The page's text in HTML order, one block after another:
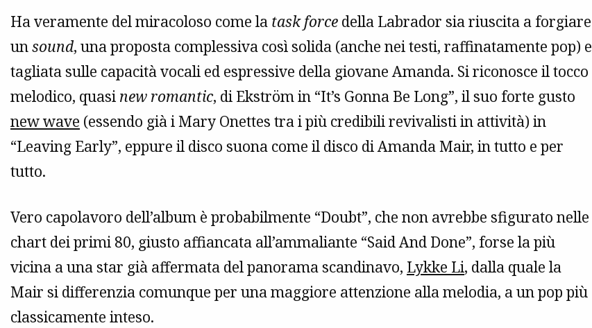
Ha veramente del miracoloso come la task force della Labrador sia riuscita a forgiare
unsound, una proposta complessiva così solida (anche nei testi, raffinatamente pop) e
tagliata sulle capacità vocali ed espressive della giovane Amanda. Si riconosce il tocco
melodico, quasi new romantic, di Ekström in “It’s Gonna Be Long”, il suo forte gusto
new wave (essendo già i Mary Onettes tra i più credibili revivalisti in attività) in
“Leaving Early”, eppure il disco suona come il disco di Amanda Mair, in tutto e per
tutto.
Vero capolavoro dell’album è probabilmente “Doubt”, che non avrebbe sfigurato nelle
chart dei primi 80, giusto affiancata all’ammaliante “Said And Done”, forse la più
vicina a una star già affermata del panorama scandinavo, Lykke Li, dalla quale la
Mair si differenzia comunque per una maggiore attenzione alla melodia, a un pop più
classicamente inteso.